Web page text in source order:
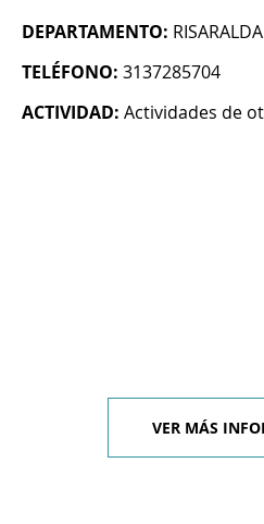
DEPARTAMENTO: RISARALDA
TELÉFONO: 3137285704
ACTIVIDAD: Actividades de
VER MÁS